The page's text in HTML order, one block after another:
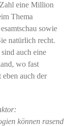
eine Million
Thema
sowie
natürlich recht.
auch eine
wo fast
auch der
können rasend